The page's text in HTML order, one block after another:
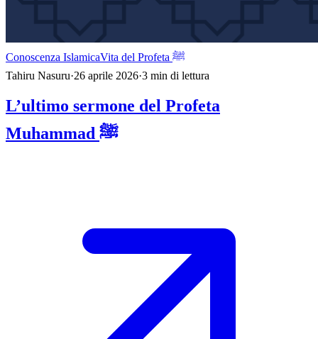
Conoscenza Islamica
Vita del Profeta ﷺ
Tahiru Nasuru·26 aprile 2026·3 min di lettura
L’ultimo sermone del Profeta
Muhammad ﷺ